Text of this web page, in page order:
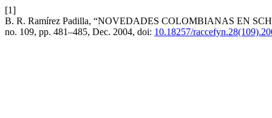
[1]
B. R. Ramírez Padilla, “NOVEDADES COLOMBIANAS EN
no. 109, pp. 481–485, Dec. 2004, doi: 10.18257/